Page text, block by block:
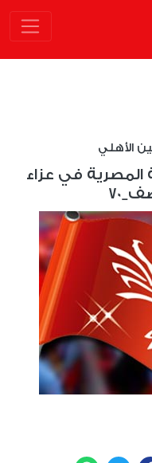
الأهلي
المصرية في عزاء